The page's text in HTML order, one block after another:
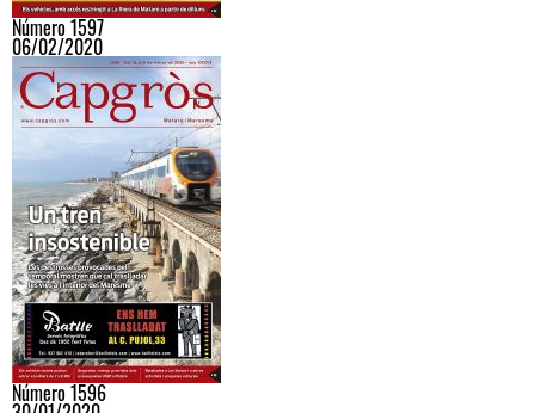
Número 1597
06/02/2020
Número 1596